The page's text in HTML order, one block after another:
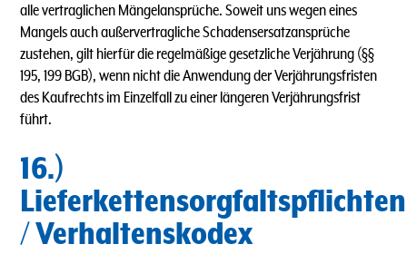
alle vertraglichen Mängelansprüche. Soweit uns wegen eines
Mangels auch außervertragliche Schadensersatzansprüche
zustehen, gilt hierfür die regelmäßige gesetzliche Verjährung (§§
195, 199 BGB), wenn nicht die Anwendung der Verjährungsfristen
des Kaufrechts im Einzelfall zu einer längeren Verjährungsfrist
führt.
16.)
Lieferkettensorgfaltspflichten
/ Verhaltenskodex